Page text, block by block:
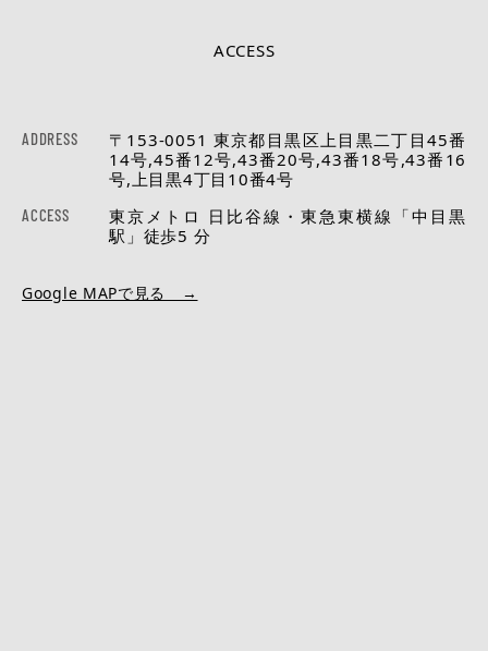
ACCESS
ADDRESS
〒153-0051 東京都目黒区上目黒二丁目45番
14号,45番12号,43番20号,43番18号,43番16
号,上目黒4丁目10番4号
ACCESS
東京メトロ 日比谷線・東急東横線「中目黒
駅」徒歩5 分
Google MAPで見る →